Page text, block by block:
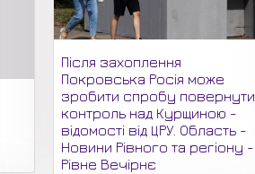
Після захоплення
Покровська Росія може
зробити спробу повернути
контроль над Курщиною -
відомості від ЦРУ. Область -
Новини Рівного та регіону --
Рівне Вечірнє